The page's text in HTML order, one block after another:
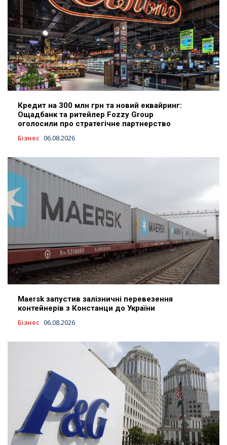
Кредит на 300 млн грн та новий еквайринг:
Ощадбанк та ритейлер Fozzy Group
оголосили про стратегічне партнерство
Бізнес 06.08.2026
Maersk запустив залізничні перевезення
контейнерів з Констанци до України
Бізнес 06.08.2026